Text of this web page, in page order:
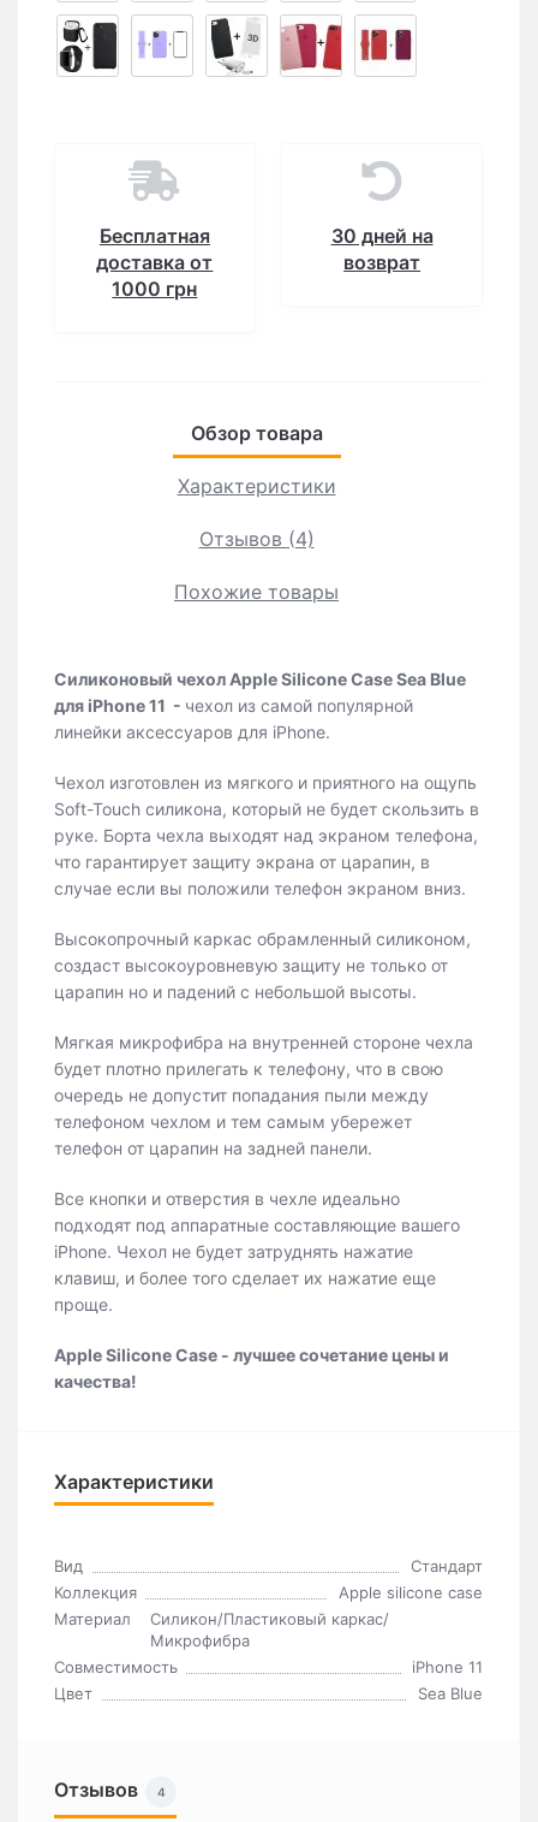
Бесплатная
доставка от
1000 грн
30 дней на
возврат
Обзор товара
Характеристики
Отзывов (4)
Похожие товары
Силиконовый чехол Apple Silicone Case Sea Blue
для iPhone 11 - чехол из самой популярной
линейки аксессуаров для iPhone.
Чехол изготовлен из мягкого и приятного на ощупь
Soft-Touch силикона, который не будет скользить в
руке. Борта чехла выходят над экраном телефона,
что гарантирует защиту экрана от царапин, в
случае если вы положили телефон экраном вниз.
Высокопрочный каркас обрамленный силиконом,
создаст высокоуровневую защиту не только от
царапин но и падений с небольшой высоты.
Мягкая микрофибра на внутренней стороне чехла
будет плотно прилегать к телефону, что в свою
очередь не допустит попадания пыли между
телефоном чехлом и тем самым убережет
телефон от царапин на задней панели.
Все кнопки и отверстия в чехле идеально
подходят под аппаратные составляющие вашего
iPhone. Чехол не будет затруднять нажатие
клавиш, и более того сделает их нажатие еще
проще.
Apple Silicone Case - лучшее сочетание цены и
качества!
Характеристики
Вид
Стандарт
Коллекция
Apple silicone case
Материал
Силикон/Пластиковый каркас/
Микрофибра
Совместимость
iPhone 11
Цвет
Sea Blue
Отзывов 4